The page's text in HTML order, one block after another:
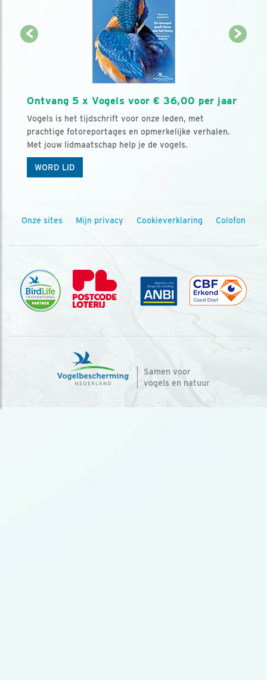
Ontvang 5 x Vogels voor € 36,00 per jaar
Vogels is het tijdschrift voor onze leden, met
prachtige fotoreportages en opmerkelijke verhalen.
Met jouw lidmaatschap help je de vogels.
WORD LID
Onze sites Mijn privacy Cookieverklaring Colofon
Samen voor
vogels en natuur